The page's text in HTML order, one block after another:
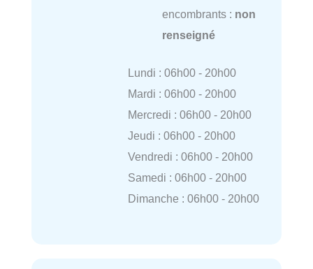
encombrants : non
renseigné
Lundi : 06h00 - 20h00
Mardi : 06h00 - 20h00
Mercredi : 06h00 - 20h00
Jeudi : 06h00 - 20h00
Vendredi : 06h00 - 20h00
Samedi : 06h00 - 20h00
Dimanche : 06h00 - 20h00